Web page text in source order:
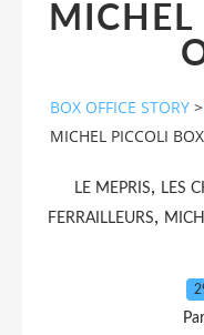
BOX OFFICE STORY >
MICHEL PICCOLI
LE MEPRIS, LES
FERRAILLEURS,